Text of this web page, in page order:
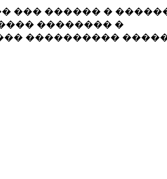
��� ������ �
�������� �
����������